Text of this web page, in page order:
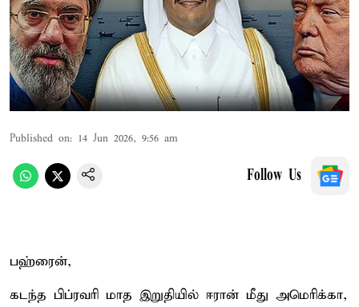
Published on: 14 Jun 2026, 9:56 am
Follow Us
பஹ்ரைன்,
கடந்த பிப்ரவரி மாத இறுதியில் ஈரான் மீது அமெரிக்கா,